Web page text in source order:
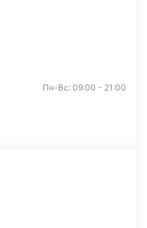
Пн-Вс: 09:00 - 21:00